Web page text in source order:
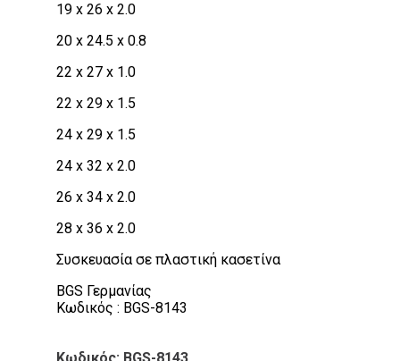
19 x 26 x 2.0
20 x 24.5 x 0.8
22 x 27 x 1.0
22 x 29 x 1.5
24 x 29 x 1.5
24 x 32 x 2.0
26 x 34 x 2.0
28 x 36 x 2.0
Συσκευασία σε πλαστική κασετίνα
BGS Γερμανίας
Κωδικός : BGS-8143